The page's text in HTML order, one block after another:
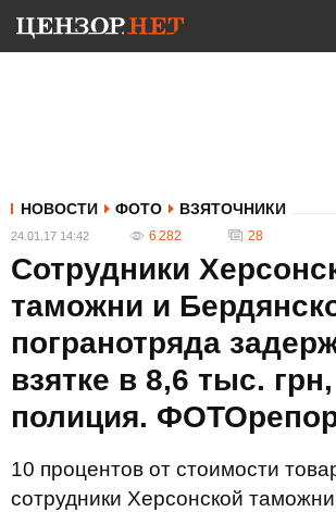
НОВОСТИ ФОТО ВЗЯТОЧНИКИ
24.01.17 14:42 6 282 28
Сотрудники
таможни и
погранотряда
взятке в 8,6 тыс.
полиция.
10 процентов от стоимости
сотрудники Херсонской